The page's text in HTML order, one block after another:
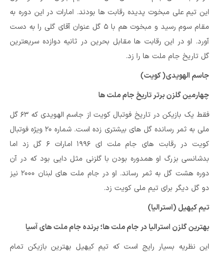
این تیم علی مبخوت پدیده رقابت ها بودند. امارات در این دوره به
مقام سوم رسید و مبخوت هم با ۵ گل عنوان آقای گلی را به دست
آورد. او در این رقابت ها مقابل بحرین در ثانیه دوازده سریعترین
گل تاریخ جام ملت ها را زد.
جاسم الهویدی( کویت)
چهارمین گلزن برتر تاریخ جام ملت ها
فقط یک بازیکن در تاریخ فوتبال کویت از جاسم الهویدی که ۶۳ گل
ملی به ثمر رسانده گل های بیشتری زده است. شماره ۲۰ ویژه فوتبال
کویت در رقابت های جام ملت ای ۱۹۹۶ امارات ۶ گل زد اما
بدشانسی بزرگ او همدوره بودن با گلزنی مثل دایی بود که در آن
دوره هشت گل به ثمر رساند. او در جام ملت های لبنان ۲۰۰۰ نیز
دو گل دیگر برای تیم ملی کویت زد.
تیم کیهیل (استرالیا)
بهترین گلزن استرالیا در جام ملت ها؛ برنده جام ملت های آسیا
این نظریه بسیار رایج است که تیم کیهیل بهترین بازیکن تمام